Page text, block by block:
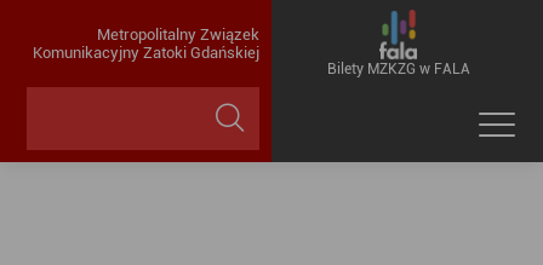
Metropolitalny Związek
Komunikacyjny Zatoki Gdańskiej
Bilety MZKZG w FALA